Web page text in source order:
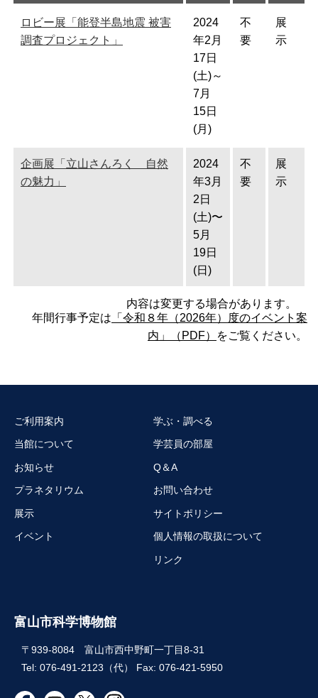
ロビー展「能登半島地震 被害
調査プロジェクト」
2024
年2月
17日
(土)～
7月
15日
(月)
不
要
展
示
企画展「立山さんろく 自然
の魅力」
2024
年3月
2日
(土)〜
5月
19日
(日)
不
要
展
示
内容は変更する場合があります。
年間行事予定は 「令和８年（2026年）度のイベント案
内」（PDF）
をご覧ください。
富山市科学博物館
〒939-8084 富山市西中野町一丁目8-31
Tel: 076-491-2123（代） Fax: 076-421-5950
ご利用案内
当館について
お知らせ
プラネタリウム
展示
イベント
学ぶ・調べる
学芸員の部屋
Q＆A
お問い合わせ
サイトポリシー
個人情報の取扱について
リンク